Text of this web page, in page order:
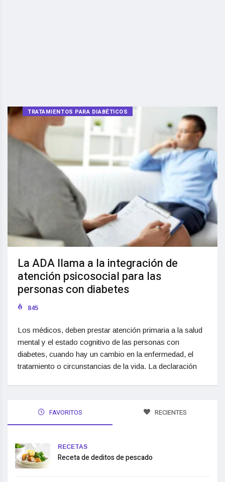
TRATAMIENTOS PARA DIABÉTICOS
La ADA llama a la integración de
atención psicosocial para las
personas con diabetes
845
Los médicos, deben prestar atención primaria a la salud
mental y el estado cognitivo de las personas con
diabetes, cuando hay un cambio en la enfermedad, el
tratamiento o circunstancias de la vida. La declaración
FAVORITOS RECIENTES
RECETAS
Receta de deditos de pescado